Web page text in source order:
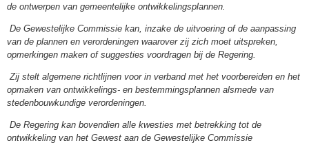
de ontwerpen van gemeentelijke ontwikkelingsplannen.
De Gewestelijke Commissie kan, inzake de uitvoering of de aanpassing
van de plannen en verordeningen waarover zij zich moet uitspreken,
opmerkingen maken of suggesties voordragen bij de Regering.
Zij stelt algemene richtlijnen voor in verband met het voorbereiden en het
opmaken van ontwikkelings- en bestemmingsplannen alsmede van
stedenbouwkundige verordeningen.
De Regering kan bovendien alle kwesties met betrekking tot de
ontwikkeling van het Gewest aan de Gewestelijke Commissie